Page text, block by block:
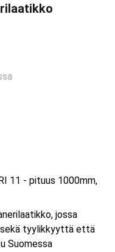
11 - pituus 1000mm,
jossa
tyylikkyyttä että
Suomessa